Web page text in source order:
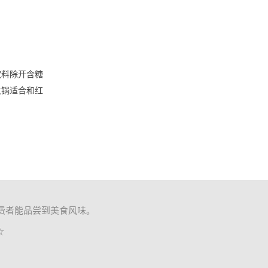
除开含糖
适合和红
能品尝到美食风味。